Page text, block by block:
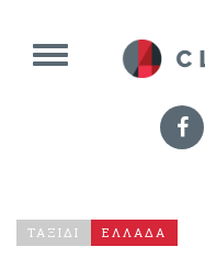
ΤΑΞΙΔΙ ΕΛΛΑΔΑ